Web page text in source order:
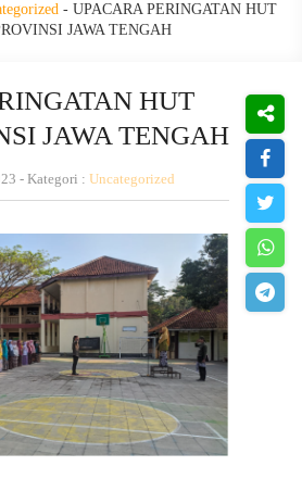
- UPACARA PERINGATAN HUT
JAWA TENGAH
HUT
JAWA TENGAH
- Kategori : Uncategorized